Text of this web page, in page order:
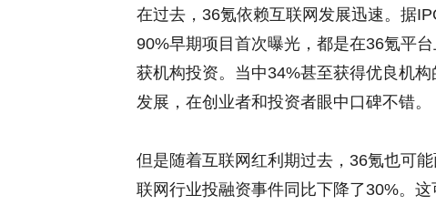
在过去，36氪依赖互联网发展迅速。据
90%早期项目首次曝光，都是在36氪平
获机构投资。当中34%甚至获得优良机
发展，在创业者和投资者眼中口碑不错。
但是随着互联网红利期过去，36氪也可
联网行业投融资事件同比下降了30%。